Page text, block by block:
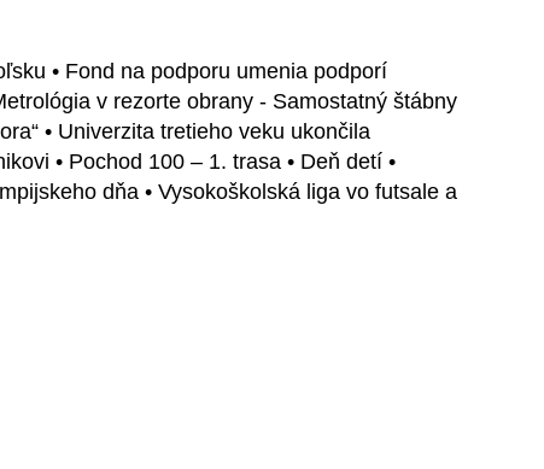
• Fond na podporu umenia podporí
v rezorte obrany - Samostatný štábny
• Univerzita tretieho veku ukončila
• Pochod 100 – 1. trasa • Deň detí •
dňa • Vysokoškolská liga vo futsale a